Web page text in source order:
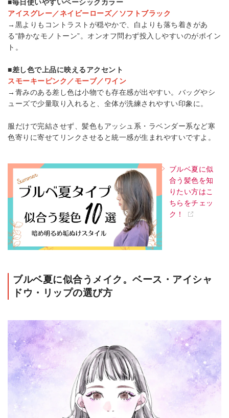
■毎日使いやすいベーシックカラー
アイスグレー／ネイビーローズ／ソフトブラック
→黒よりもコントラストが穏やかで、白よりも落ち着きがあ
る“静かなモノトーン”。オンオフ問わず投入しやすいのがポイン
ト。
■差し色で上品に映えるアクセント
スモーキーピンク／モーブ／ワイン
→青みのある差し色は小物でも存在感が出やすい。バッグやシ
ューズで少量取り入れると、全体が洗練されやすい印象に。
服だけで完結させず、髪色もアッシュ系・ラベンダー系など寒
色寄りに寄せてリンクさせると統一感が生まれやすいですよ。
ブルベ夏に似
合う髪色を知
りたい方はこ
ちらをチェッ
ク！
ブルベ夏に似合うメイク。ベース・アイシャ
ドウ・リップの選び方